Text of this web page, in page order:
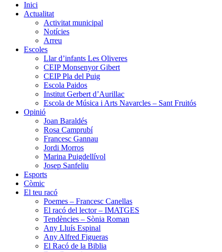
Inici
Actualitat
Activitat municipal
Notícies
Arreu
Escoles
Llar d’infants Les Oliveres
CEIP Monsenyor Gibert
CEIP Pla del Puig
Escola Paidos
Institut Gerbert d’Aurillac
Escola de Música i Arts Navarcles – Sant Fruitós
Opinió
Joan Baraldés
Rosa Camprubí
Francesc Gannau
Jordi Morros
Marina Puigdellívol
Josep Sanfeliu
Esports
Còmic
El teu racó
Poemes – Francesc Canellas
El racó del lector – IMATGES
Tendències – Sònia Roman
Any Lluís Espinal
Any Alfred Figueras
El Racó de la Biblia